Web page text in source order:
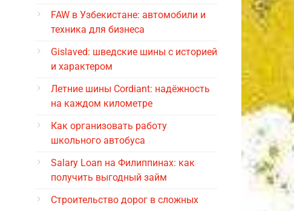
FAW в Узбекистане: автомобили и
техника для бизнеса
Gislaved: шведские шины с историей
и характером
Летние шины Cordiant: надёжность
на каждом километре
Как организовать работу
школьного автобуса
Salary Loan на Филиппинах: как
получить выгодный займ
Строительство дорог в сложных